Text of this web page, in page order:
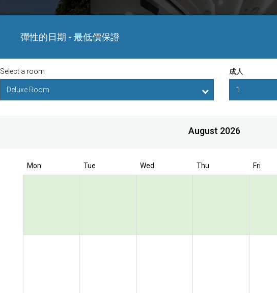
Book direct to enjoy the
RELC International Hotel
彈性的日期 - 最低價保證
Select a room 成人
August 2026
Mon Tue Wed Thu Fri